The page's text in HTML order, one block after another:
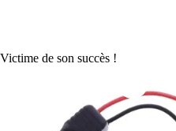
Victime de son succès !